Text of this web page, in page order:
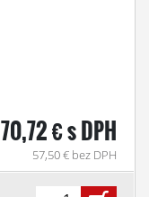
70,72 € s DPH
57,50 € bez DPH